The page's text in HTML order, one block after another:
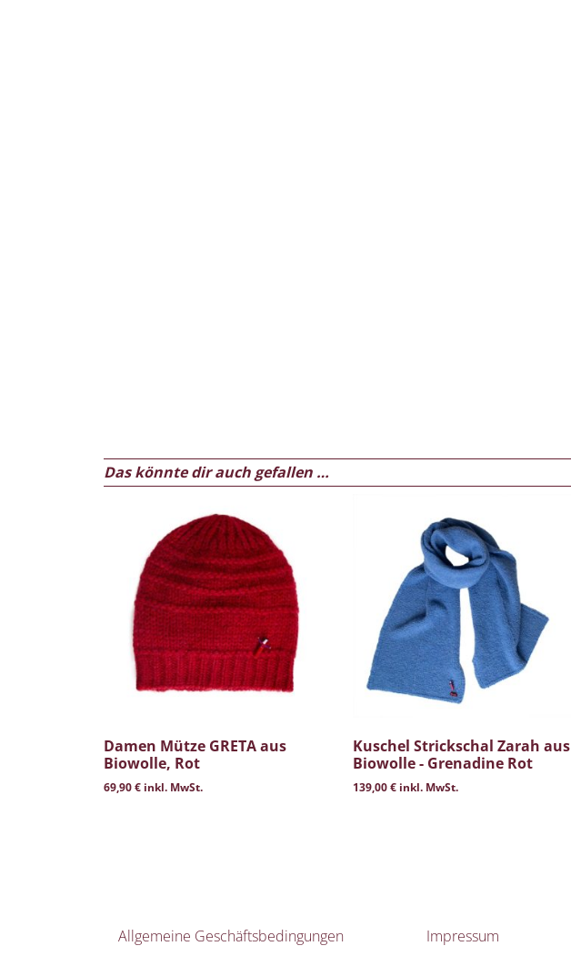
Das könnte dir auch gefallen …
Damen Mütze GRETA aus
Biowolle, Rot
69,90€ inkl. MwSt.
Kuschel Strickschal Zarah aus
Biowolle - Grenadine Rot
139,00€inkl. MwSt.
Allgemeine Geschäftsbedingungen Impressum